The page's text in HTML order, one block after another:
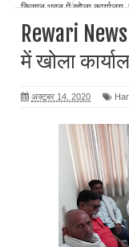
किसान भवन में खोला कार्यालय,
Rewari
में खोला
अक्टूबर 14, 2020